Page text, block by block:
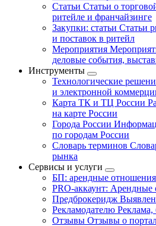
Статьи Статьи о
ритейле и франчайзинге
Закупки: статьи Статьи
и поставок в ритейл
Мероприятия
деловые события,
Инструменты
Технологические
и электронной
Карта ТК и ТЦ России
на карте России
Города России
по городам России
Словарь терминов
рынка
Сервисы и услуги
БП: арендные отношения
PRO-аккаунт: Арендные
Предброкеридж
Рекламодателю Реклама,
Отзывы Отзывы о